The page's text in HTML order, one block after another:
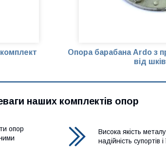
Опора барабана Ardo з
від
наших комплектів опор
опор
Висока якість
надійність супортів і